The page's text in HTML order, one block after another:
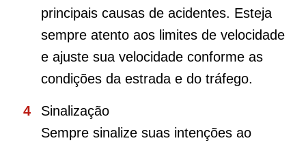
principais causas de acidentes. Esteja
sempre atento aos limites de velocidade
e ajuste sua velocidade conforme as
condições da estrada e do tráfego.
Sinalização
Sempre sinalize suas intenções ao